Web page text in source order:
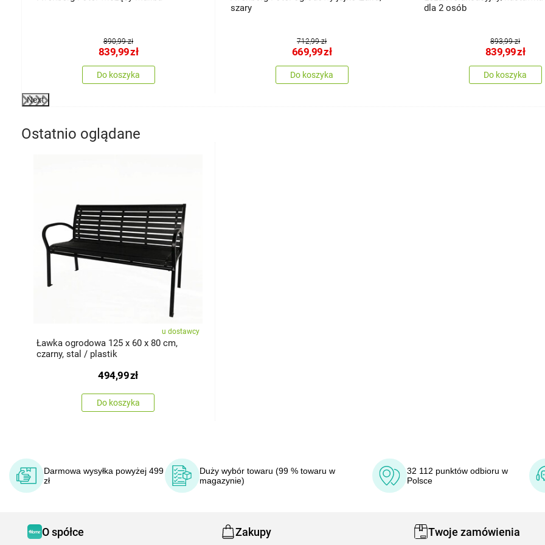
890,99 zł
839,99zł
Do koszyka
szary
712,99 zł
669,99zł
Do koszyka
dla 2 osób
893,99 zł
839,99zł
Do koszyka
Next
Ostatnio oglądane
u dostawcy
Ławka ogrodowa 125 x 60 x 80 cm,
czarny, stal / plastik
494,99zł
Do koszyka
Darmowa wysyłka powyżej 499
zł
Duży wybór towaru (99 % towaru w
magazynie)
32 112 punktów odbioru w
Polsce
O spółce Zakupy Twoje zamówienia